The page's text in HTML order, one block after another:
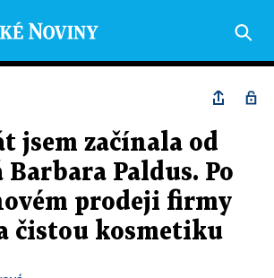
jsem začínala od
Paldus. Po
prodeji firmy
čistou kosmetiku